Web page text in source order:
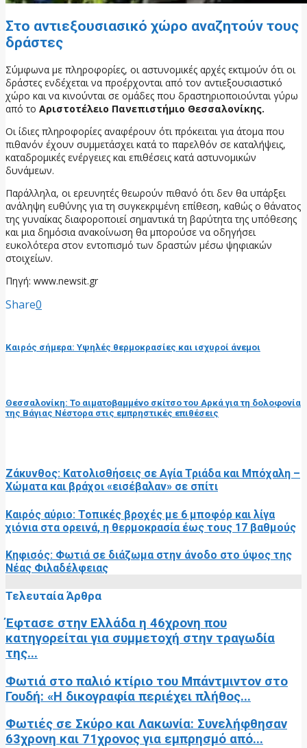
Στο αντιεξουσιασικό χώρο αναζητούν τους
δράστες
Σύμφωνα με πληροφορίες, οι αστυνομικές αρχές εκτιμούν ότι οι
δράστες ενδέχεται να προέρχονται από τον αντιεξουσιαστικό
χώρο και να κινούνται σε ομάδες που δραστηριοποιούνται γύρω
από το Αριστοτέλειο Πανεπιστήμιο Θεσσαλονίκης.
Οι ίδιες πληροφορίες αναφέρουν ότι πρόκειται για άτομα που
πιθανόν έχουν συμμετάσχει κατά το παρελθόν σε καταλήψεις,
καταδρομικές ενέργειες και επιθέσεις κατά αστυνομικών
δυνάμεων.
Παράλληλα, οι ερευνητές θεωρούν πιθανό ότι δεν θα υπάρξει
ανάληψη ευθύνης για τη συγκεκριμένη επίθεση, καθώς ο θάνατος
της γυναίκας διαφοροποιεί σημαντικά τη βαρύτητα της υπόθεσης
και μια δημόσια ανακοίνωση θα μπορούσε να οδηγήσει
ευκολότερα στον εντοπισμό των δραστών μέσω ψηφιακών
στοιχείων.
Πηγή: www.newsit.gr
Share0
Καιρός σήμερα: Υψηλές θερμοκρασίες και ισχυροί άνεμοι
Θεσσαλονίκη: Το αιματοβαμμένο σκίτσο του Αρκά για τη δολοφονία
της Βάγιας Νέστορα στις εμπρηστικές επιθέσεις
Ζάκυνθος: Κατολισθήσεις σε Αγία Τριάδα και Μπόχαλη –
Χώματα και βράχοι «εισέβαλαν» σε σπίτι
Καιρός αύριο: Τοπικές βροχές με 6 μποφόρ και λίγα
χιόνια στα ορεινά, η θερμοκρασία έως τους 17 βαθμούς
Κηφισός: Φωτιά σε διάζωμα στην άνοδο στο ύψος της
Νέας Φιλαδέλφειας
Τελευταία Άρθρα
Έφτασε στην Ελλάδα η 46χρονη που
κατηγορείται για συμμετοχή στην τραγωδία
της...
Φωτιά στο παλιό κτίριο του Μπάντμιντον στο
Γουδή: «Η δικογραφία περιέχει πλήθος...
Φωτιές σε Σκύρο και Λακωνία: Συνελήφθησαν
63χρονη και 71χρονος για εμπρησμό από...